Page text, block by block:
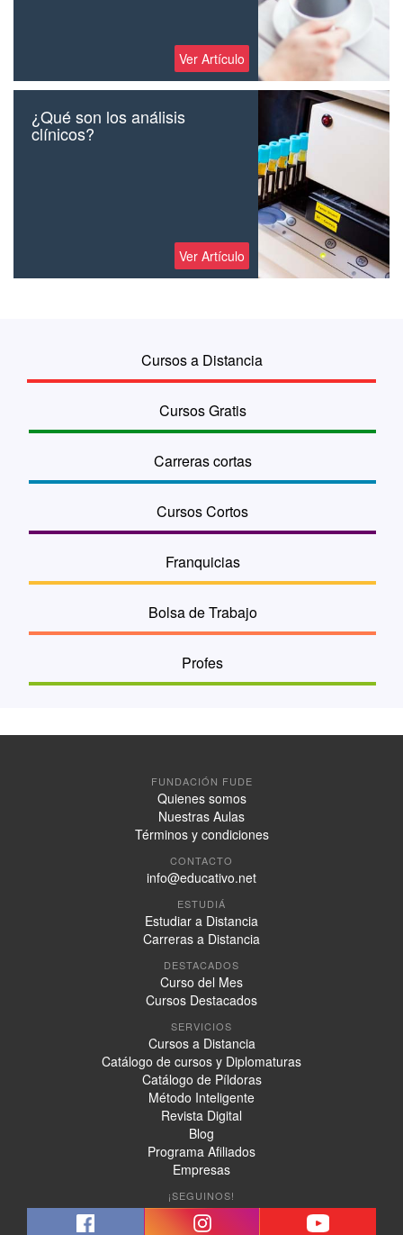
Ver Artículo
¿Qué son los análisis
clínicos?
Ver Artículo
Cursos a Distancia
Cursos Gratis
Carreras cortas
Cursos Cortos
Franquicias
Bolsa de Trabajo
Profes
FUNDACIÓN FUDE
Quienes somos
Nuestras Aulas
Términos y condiciones
CONTACTO
info@educativo.net
ESTUDIÁ
Estudiar a Distancia
Carreras a Distancia
DESTACADOS
Curso del Mes
Cursos Destacados
SERVICIOS
Cursos a Distancia
Catálogo de cursos y Diplomaturas
Catálogo de Píldoras
Método Inteligente
Revista Digital
Blog
Programa Afiliados
Empresas
¡SEGUINOS!